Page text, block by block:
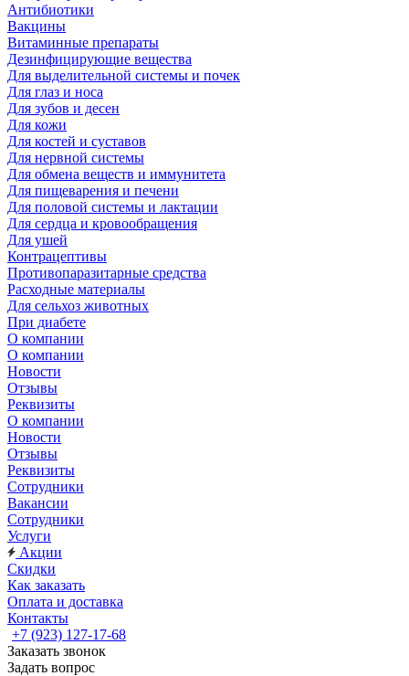
Антибиотики
Вакцины
Витаминные препараты
Дезинфицирующие вещества
Для выделительной системы и почек
Для глаз и носа
Для зубов и десен
Для кожи
Для костей и суставов
Для нервной системы
Для обмена веществ и иммунитета
Для пищеварения и печени
Для половой системы и лактации
Для сердца и кровообращения
Для ушей
Контрацептивы
Противопаразитарные средства
Расходные материалы
Для сельхоз животных
При диабете
О компании
О компании
Новости
Отзывы
Реквизиты
О компании
Новости
Отзывы
Реквизиты
Сотрудники
Вакансии
Сотрудники
Услуги
Акции
Скидки
Как заказать
Оплата и доставка
Контакты
+7 (923) 127-17-68
Заказать звонок
Задать вопрос